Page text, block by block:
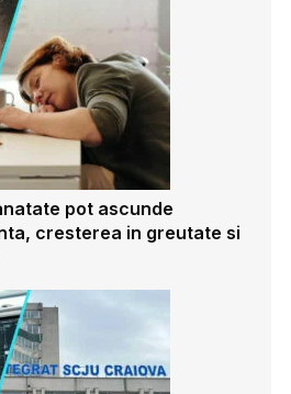
pot ascunde
cresterea in greutate si